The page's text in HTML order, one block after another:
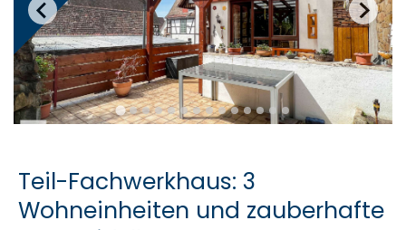
Teil-Fachwerkhaus: 3
Wohneinheiten und zauberhafte